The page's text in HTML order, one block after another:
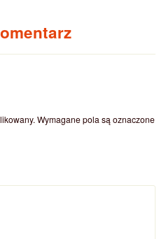
Wymagane pola są oznaczone